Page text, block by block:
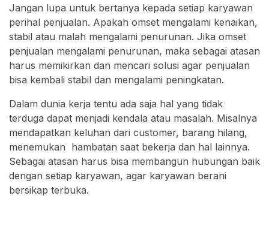
Jangan lupa untuk bertanya kepada setiap karyawan
perihal penjualan. Apakah omset mengalami kenaikan,
stabil atau malah mengalami penurunan. Jika omset
penjualan mengalami penurunan, maka sebagai atasan
harus memikirkan dan mencari solusi agar penjualan
bisa kembali stabil dan mengalami peningkatan.
Dalam dunia kerja tentu ada saja hal yang tidak
terduga dapat menjadi kendala atau masalah. Misalnya
mendapatkan keluhan dari customer, barang hilang,
menemukan hambatan saat bekerja dan hal lainnya.
Sebagai atasan harus bisa membangun hubungan baik
dengan setiap karyawan, agar karyawan berani
bersikap terbuka.